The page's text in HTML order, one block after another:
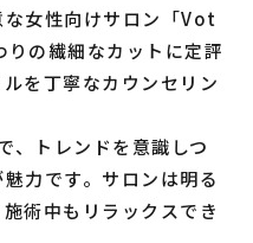
な女性向けサロン「Vot
の繊細なカットに定評
を丁寧なカウンセリン
、トレンドを意識しつ
力です。サロンは明る
術中もリラックスでき